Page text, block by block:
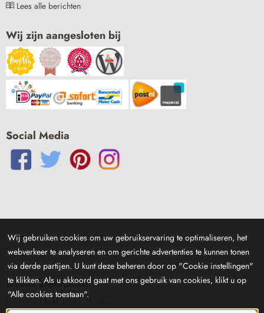
Lees alle berichten
Wij zijn aangesloten bij
Social Media
Gratis kleurplaat
Downloadhiergratis de kleurplaat
Wij gebruiken cookies om uw gebruikservaring te optimaliseren, het
webverkeer te analyseren en om gerichte advertenties te kunnen tonen
via derde partijen. U kunt deze beheren door op "Cookie instellingen"
te klikken. Als u akkoord gaat met ons gebruik van cookies, klikt u op
"Alle cookies toestaan".